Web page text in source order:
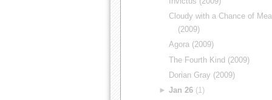
Cloudy with a Chance of
(2009)
Agora (2009)
The Fourth Kind (2009)
Dorian Gray (2009)
►Jan 26 (1)